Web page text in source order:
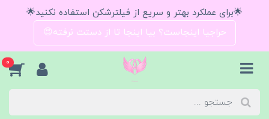
🌟برای عملکرد بهتر و سریع از فیلترشکن استفاده نکنید🌟
حراجیا اینجاست؟ بیا اینجا تا از دستت نرفته😍
0